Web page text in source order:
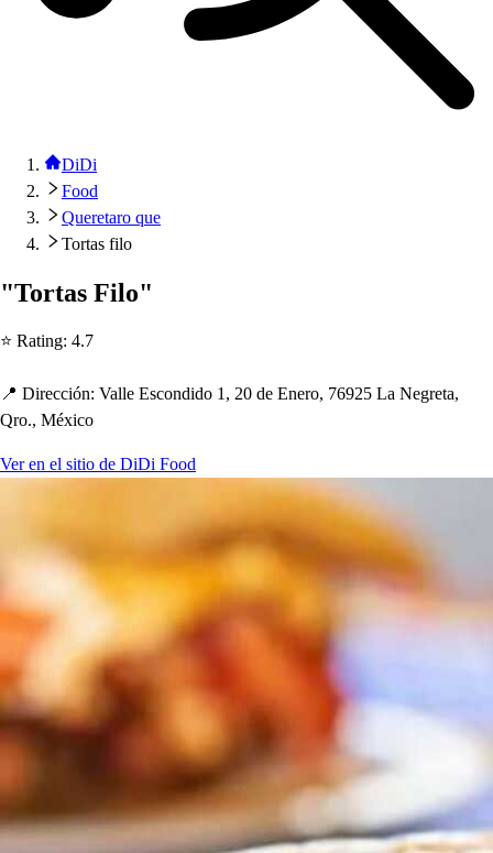
DiDi
Food
Queretaro que
Tortas filo
"Tortas Filo"
⭐ Rating: 4.7
📍 Dirección: Valle Escondido 1, 20 de Enero, 76925 La Negreta,
Qro., México
Ver en el sitio de DiDi Food